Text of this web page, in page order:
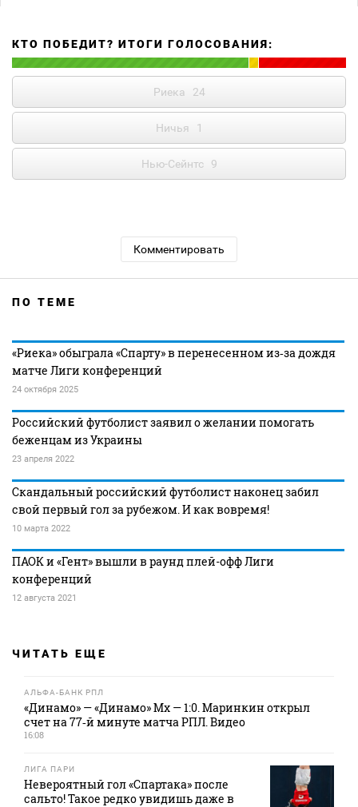
КТО ПОБЕДИТ? ИТОГИ ГОЛОСОВАНИЯ:
Риека 24
Ничья 1
Нью-Сейнтс 9
Комментировать
ПО ТЕМЕ
«Риека» обыграла «Спарту» в перенесенном из‑за дождя
матче Лиги конференций
24 октября 2025
Российский футболист заявил о желании помогать
беженцам из Украины
23 апреля 2022
Скандальный российский футболист наконец забил
свой первый гол за рубежом. И как вовремя!
10 марта 2022
ПАОК и «Гент» вышли в раунд плей-офф Лиги
конференций
12 августа 2021
ЧИТАТЬ ЕЩЕ
АЛЬФА-БАНК РПЛ
«Динамо» — «Динамо» Мх — 1:0. Маринкин открыл
счет на 77‑й минуте матча РПЛ. Видео
16:08
ЛИГА ПАРИ
Невероятный гол «Спартака» после
сальто! Такое редко увидишь даже в